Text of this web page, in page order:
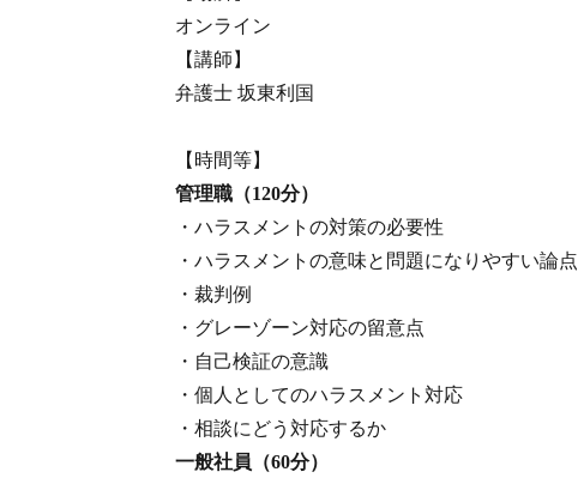
オンライン
【講師】
弁護士 坂東利国
【時間等】
管理職（120分）
・ハラスメントの対策の必要性
・ハラスメントの意味と問題になりやすい論点
・裁判例
・グレーゾーン対応の留意点
・自己検証の意識
・個人としてのハラスメント対応
・相談にどう対応するか
一般社員（60分）